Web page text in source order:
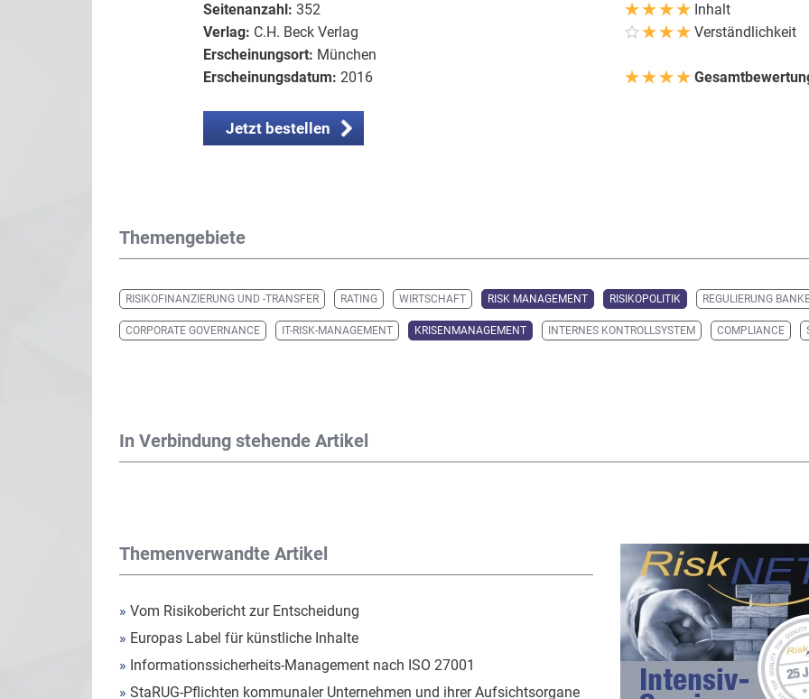
Seitenanzahl: 352
Verlag: C.H. Beck Verlag
Erscheinungsort: München
Erscheinungsdatum: 2016
Inhalt
Verständlichkeit
Jetzt bestellen
Themengebiete
RISIKOFINANZIERUNG UND -TRANSFER RATING WIRTSCHAFT RISK MANAGEMENT RISIKOPOLITIK REGULIERUNG
CORPORATE GOVERNANCE IT-RISK-MANAGEMENT KRISENMANAGEMENT INTERNES KONTROLLSYSTEM COMPLIANCE
In Verbindung stehende Artikel
Themenverwandte Artikel
» Vom Risikobericht zur Entscheidung
» Europas Label für künstliche Inhalte
» Informationssicherheits-Management nach ISO 27001
» StaRUG-Pflichten kommunaler Unternehmen und ihrer Aufsichtsorgane